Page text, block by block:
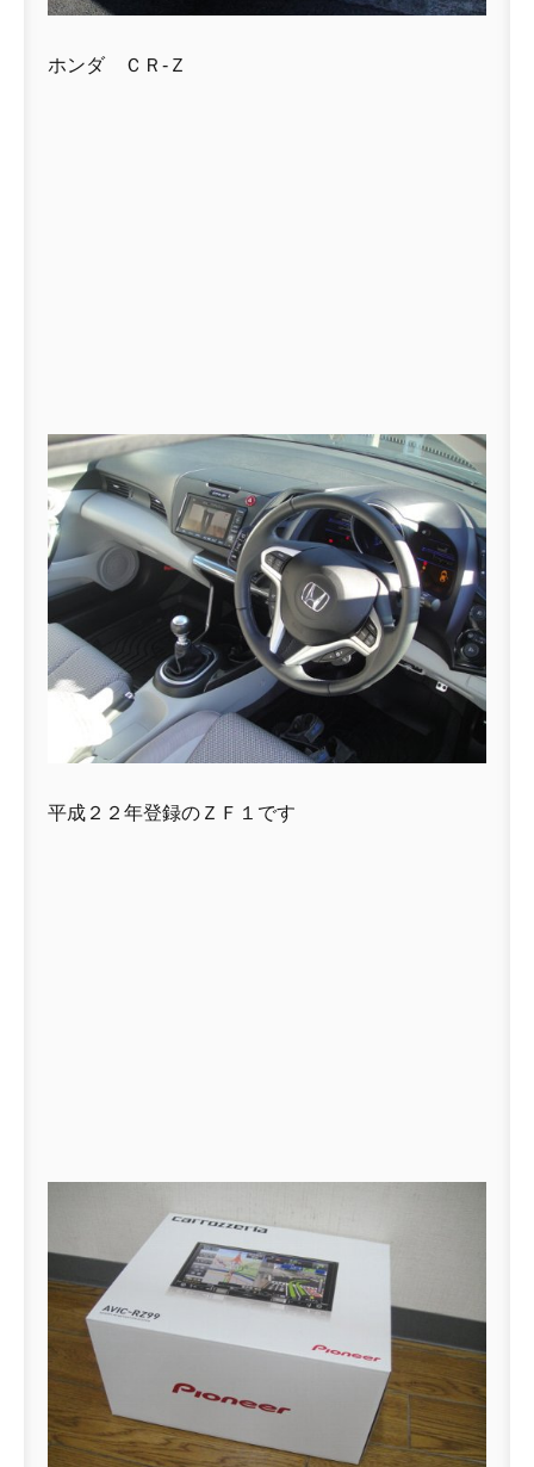
ホンダ ＣＲ-Ｚ
平成２２年登録のＺＦ１です